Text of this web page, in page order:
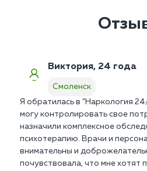
Виктория, 24 года
Смоленск
Я обратилась в “Наркология
могу контролировать свое
назначили комплексное
психотерапию. Врачи и
внимательны и
почувствовала, что мне хотят